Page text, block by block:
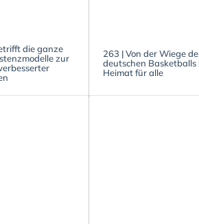
die ganze
zur
263 | Von der Wiege
deutschen Basketballs
Heimat für alle